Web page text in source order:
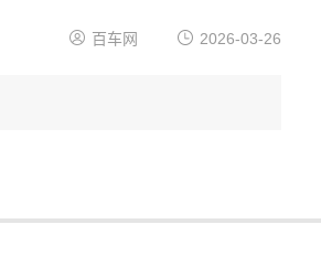
百车网 2026-03-26